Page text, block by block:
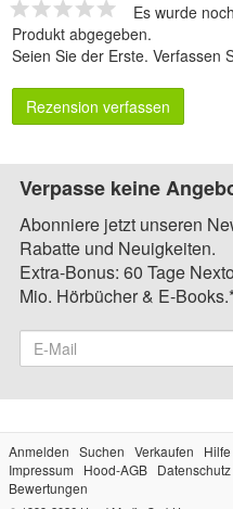
Es wurde
Produkt abgegeben.
Seien Sie der Erste. Verfassen
Rezension verfassen
Verpasse keine
Abonniere jetzt unseren
Rabatte und Neuigkeiten.
Extra-Bonus: 60 Tage
Mio. Hörbücher & E-
Anmelden Suchen Verkaufen
Hilfe
Impressum
Hood-AGB Datenschutz
Bewertungen